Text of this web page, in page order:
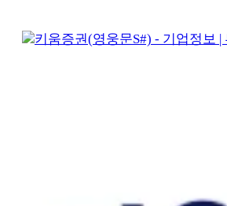
키움증권(영웅문S#) - 기업정보 |